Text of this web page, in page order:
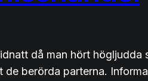
då man hört
berörda parterna.